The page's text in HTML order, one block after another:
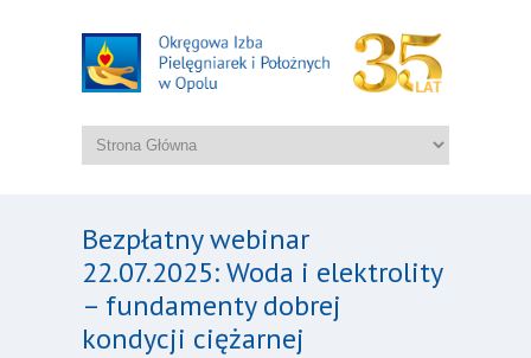
Bezpłatny webinar
22.07.2025: Woda i elektrolity
– fundamenty dobrej
kondycji ciężarnej